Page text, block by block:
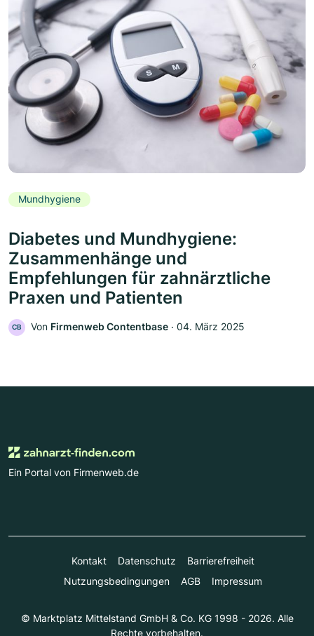
Mundhygiene
Diabetes und Mundhygiene:
Zusammenhänge und
Empfehlungen für zahnärztliche
Praxen und Patienten
CB Von Firmenweb Contentbase ‧ 04. März 2025
Ein Portal von Firmenweb.de
Kontakt Datenschutz
Barrierefreiheit
Nutzungsbedingungen
AGB Impressum
© Marktplatz Mittelstand GmbH & Co. KG 1998 - 2026. Alle
Rechte vorbehalten.